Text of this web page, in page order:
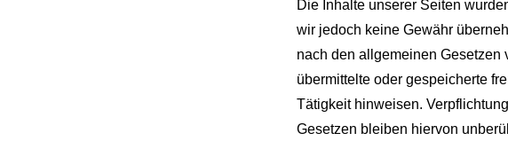
Die Inhalte unserer Seiten
wir jedoch keine Gewähr
nach den allgemeinen Gesetzen
übermittelte oder gespeicherte
Tätigkeit hinweisen.
Gesetzen bleiben hiervon